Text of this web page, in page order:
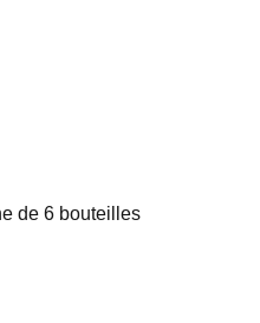
de 6 bouteilles